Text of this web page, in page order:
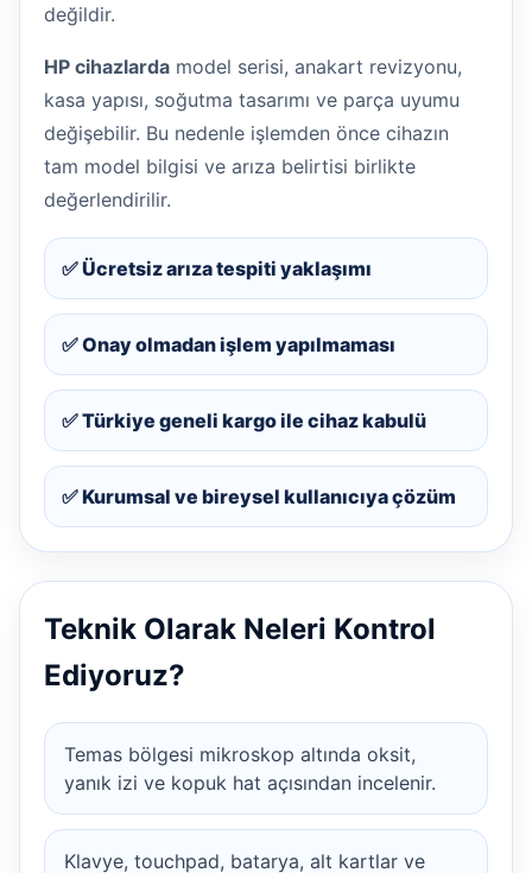
değildir.
HP cihazlarda model serisi, anakart revizyonu,
kasa yapısı, soğutma tasarımı ve parça uyumu
değişebilir. Bu nedenle işlemden önce cihazın
tam model bilgisi ve arıza belirtisi birlikte
değerlendirilir.
✅ Ücretsiz arıza tespiti yaklaşımı
✅ Onay olmadan işlem yapılmaması
✅ Türkiye geneli kargo ile cihaz kabulü
✅ Kurumsal ve bireysel kullanıcıya çözüm
Teknik Olarak Neleri Kontrol
Ediyoruz?
Temas bölgesi mikroskop altında oksit,
yanık izi ve kopuk hat açısından incelenir.
Klavye, touchpad, batarya, alt kartlar ve